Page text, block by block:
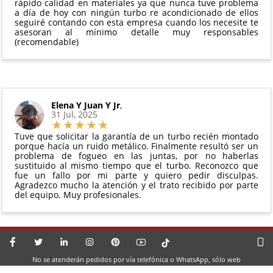
rápido calidad en materiales ya que nunca tuve problema
a día de hoy con ningún turbo re acondicionado de ellos
seguiré contando con esta empresa cuando los necesite te
asesoran al mínimo detalle muy responsables
(recomendable)
Elena Y Juan Y Jr,
31 Jul, 2025
Tuve que solicitar la garantía de un turbo recién montado
porque hacía un ruido metálico. Finalmente resultó ser un
problema de fogueo en las juntas, por no haberlas
sustituido al mismo tiempo que el turbo. Reconozco que
fue un fallo por mi parte y quiero pedir disculpas.
Agradezco mucho la atención y el trato recibido por parte
del equipo. Muy profesionales.
No se atenderán pedidos por vía telefónica o WhatsApp, sólo web